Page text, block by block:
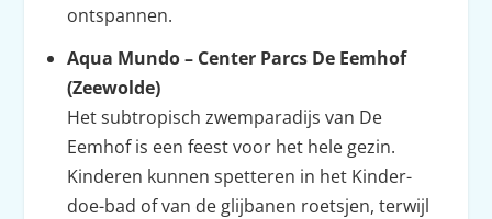
ontspannen.
Aqua Mundo – Center Parcs De Eemhof
(Zeewolde)
Het subtropisch zwemparadijs van De
Eemhof is een feest voor het hele gezin.
Kinderen kunnen spetteren in het Kinder-
doe-bad of van de glijbanen roetsjen, terwijl